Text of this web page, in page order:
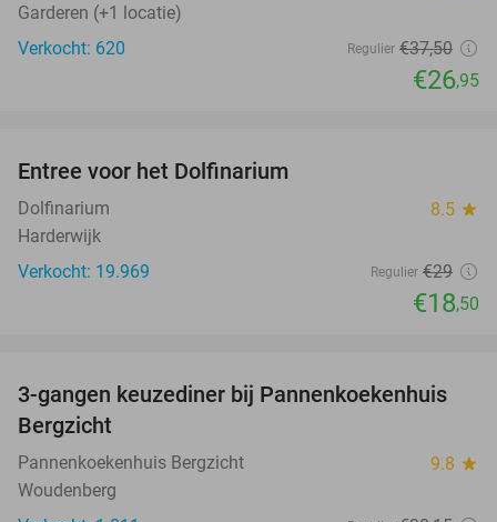
Garderen (+1 locatie)
Verkocht: 620
Regulier €37,50
€26,95
Entree voor het Dolfinarium
Dolfinarium 8.5 star
Harderwijk
Verkocht: 19.969
Regulier €29
€18,50
42%
3-gangen keuzediner bij Pannenkoekenhuis
Bergzicht
Pannenkoekenhuis Bergzicht 9.8 star
Woudenberg